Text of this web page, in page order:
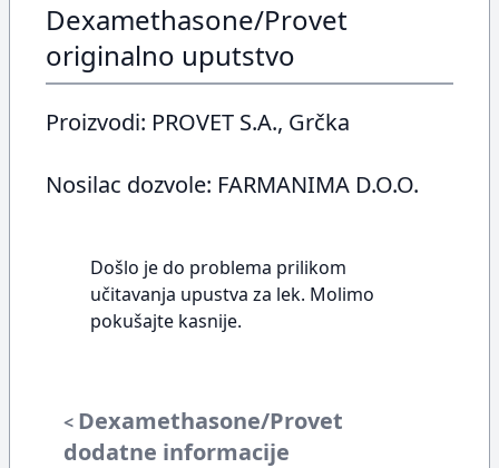
Dexamethasone/Provet
originalno uputstvo
Proizvodi: PROVET S.A., Grčka
Nosilac dozvole: FARMANIMA D.O.O.
Došlo je do problema prilikom
učitavanja upustva za lek. Molimo
pokušajte kasnije.
< Dexamethasone/Provet
dodatne informacije